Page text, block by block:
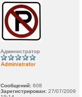
Администратор
Сообщений: 608
Зарегистрирован: 27/07/2009